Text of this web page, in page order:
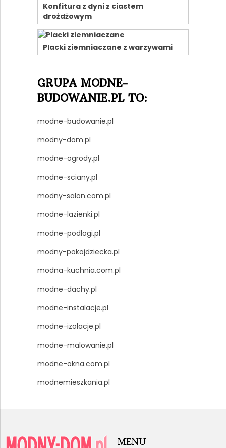
Konfitura z dyni z ciastem
drożdżowym
Placki ziemniaczane z warzywami
GRUPA MODNE-
BUDOWANIE.PL TO:
modne-budowanie.pl
modny-dom.pl
modne-ogrody.pl
modne-sciany.pl
modny-salon.com.pl
modne-lazienki.pl
modne-podlogi.pl
modny-pokojdziecka.pl
modna-kuchnia.com.pl
modne-dachy.pl
modne-instalacje.pl
modne-izolacje.pl
modne-malowanie.pl
modne-okna.com.pl
modnemieszkania.pl
MENU